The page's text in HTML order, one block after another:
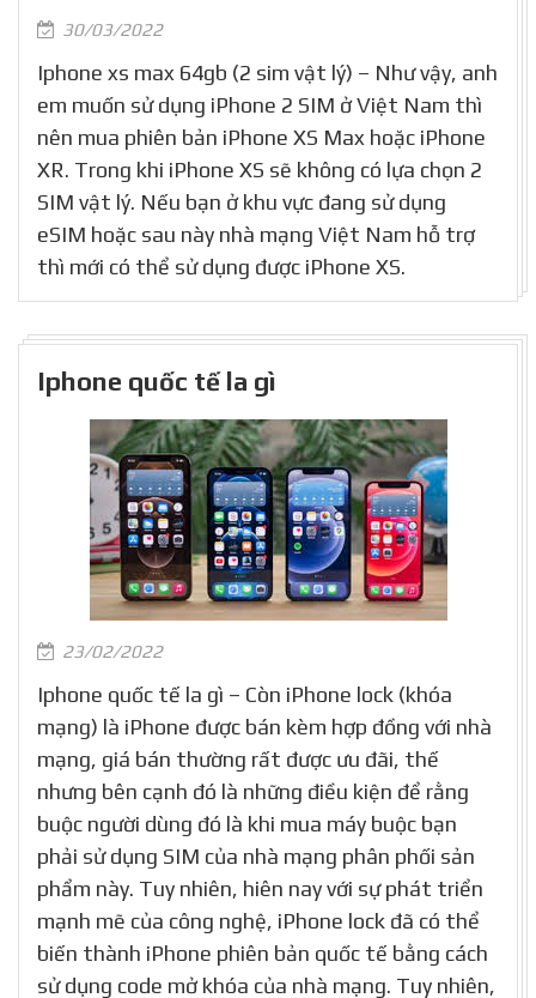
30/03/2022
Iphone xs max 64gb (2 sim vật lý) – Như vậy, anh
em muốn sử dụng iPhone 2 SIM ở Việt Nam thì
nên mua phiên bản iPhone XS Max hoặc iPhone
XR. Trong khi iPhone XS sẽ không có lựa chọn 2
SIM vật lý. Nếu bạn ở khu vực đang sử dụng
eSIM hoặc sau này nhà mạng Việt Nam hỗ trợ
thì mới có thể sử dụng được iPhone XS.
Iphone quốc tế la gì
23/02/2022
Iphone quốc tế la gì – Còn iPhone lock (khóa
mạng) là iPhone được bán kèm hợp đồng với nhà
mạng, giá bán thường rất được ưu đãi, thế
nhưng bên cạnh đó là những điều kiện để rằng
buộc người dùng đó là khi mua máy buộc bạn
phải sử dụng SIM của nhà mạng phân phối sản
phẩm này. Tuy nhiên, hiên nay với sự phát triển
mạnh mẽ của công nghệ, iPhone lock đã có thể
biến thành iPhone phiên bản quốc tế bằng cách
sử dụng code mở khóa của nhà mạng. Tuy nhiên,